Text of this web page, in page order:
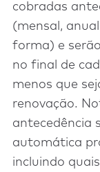
cobradas
(mensal,
forma) e
no final de
menos que
renovação.
antecedência
automática
incluindo